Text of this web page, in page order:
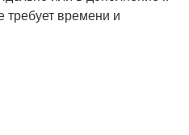
требует времени и